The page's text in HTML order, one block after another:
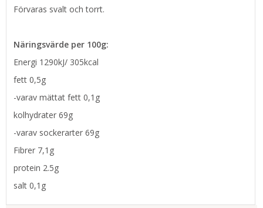
Förvaras svalt och torrt.
Näringsvärde per 100g:
Energi 1290kJ/ 305kcal
fett 0,5g
-varav mättat fett 0,1g
kolhydrater 69g
-varav sockerarter 69g
Fibrer 7,1g
protein 2.5g
salt 0,1g